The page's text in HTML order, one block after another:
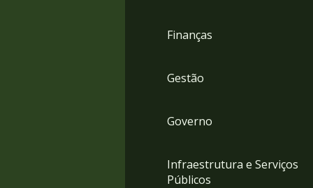
Finanças
Gestão
Governo
Infraestrutura e Serviços
Públicos